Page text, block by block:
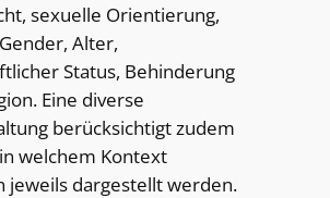
sexuelle Orientierung,
Alter,
Status, Behinderung
Eine diverse
berücksichtigt zudem
welchem Kontext
jeweils dargestellt werden.